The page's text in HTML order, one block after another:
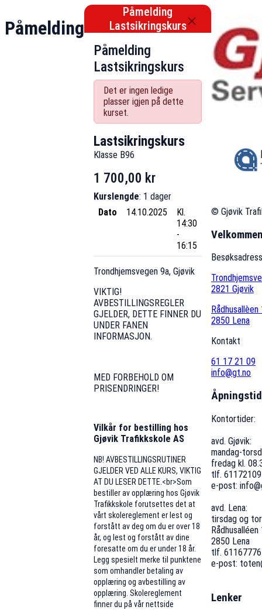
Påmelding
Påmelding
Lastsikringskurs
Påmelding
Lastsikringskurs
Det er ingen ledige
plasser igjen på dette
kurset.
Lastsikringskurs
Klasse B96
1 700,00 kr
Kurslengde: 1 dager
Dato
14.10.2025
Kl.
14:30
-
16:15
Trondhjemsvegen 9a, Gjøvik
VIKTIG!
AVBESTILLINGSREGLER
GJELDER, DETTE FINNER DU
UNDER FANEN
INFORMASJON.
MED FORBEHOLD OM
PRISENDRINGER!
Vilkår for bestilling hos
Gjøvik Trafikkskole AS
NB! AVBESTILLINGSRUTINER
GJELDER VED ALLE KURS, VIKTIG
AT DU LESER DETTE.<br>Som
bestiller av opplæring hos Gjøvik
Trafikkskole forutsettes det at
vårt skolereglement er lest og
forstått av deg om du er over 18
år, og lest og forstått av dine
foresatte om du er under 18 år.
Legg spesielt merke til punktene
som omhandler betaling av
opplæring og avbestilling av
opplæring. Skolereglement
finner du på vår nettside
© Gjøvik
2821 Gjøvik
Rådhusallèen
2850 Lena
Kontakt
61 17 21 09
info@gt.no
Kontortider:
avd. Gjøvik:
mandag-
fredag kl.
tlf. 61172109
e-post:
avd. Lena:
tirsdag og
Rådhusalléen
2850 Lena
tlf. 61167776
e-post:
Lenker